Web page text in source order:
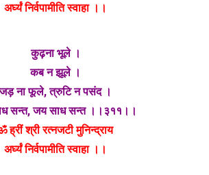
अर्घ्यं निर्वपामीति स्वाहा ।।
कुढ़ना भूले ।
कब न झूले ।
जड़ ना फूले, त्रुटि न पसंद ।
सन्त, जय साध सन्त ।।३११।।
ह्रीं श्री रत्नजटी मुनिन्द्राय
अर्घ्यं निर्वपामीति स्वाहा ।।